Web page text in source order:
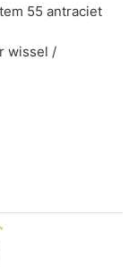
55 antraciet
wissel /